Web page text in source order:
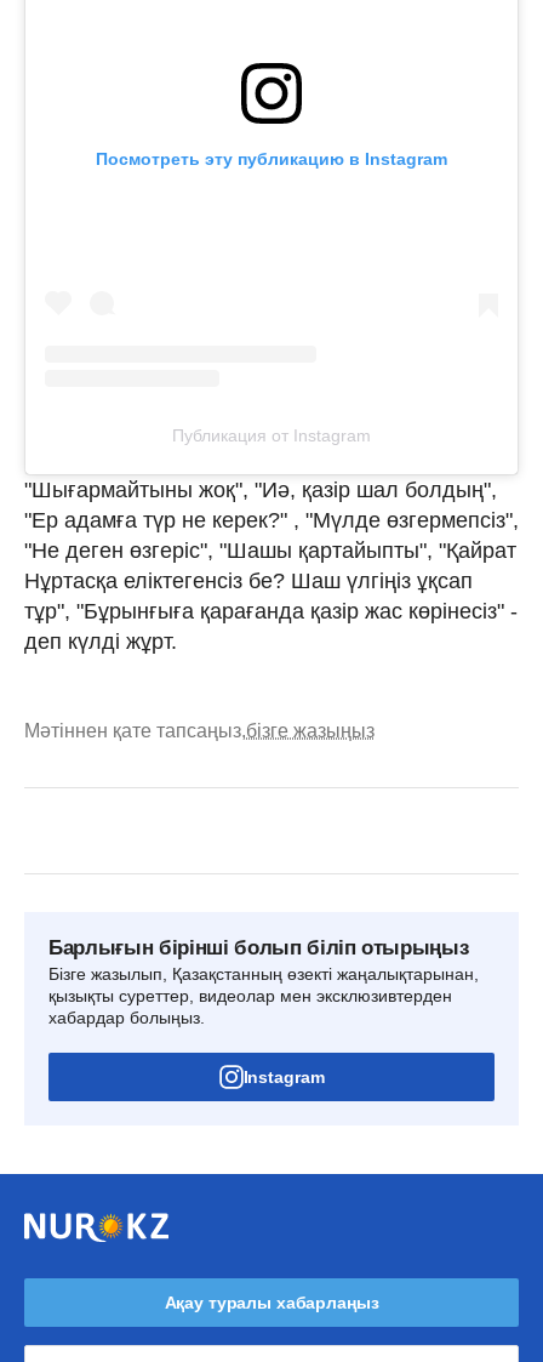
Посмотреть эту публикацию в Instagram
Публикация от Instagram
"Шығармайтыны жоқ", "Иә, қазір шал болдың",
"Ер адамға түр не керек?" , "Мүлде өзгермепсіз",
"Не деген өзгеріс", "Шашы қартайыпты", "Қайрат
Нұртасқа еліктегенсіз бе? Шаш үлгіңіз ұқсап
тұр", "Бұрынғыға қарағанда қазір жас көрінесіз" -
деп күлді жұрт.
Мәтіннен қате тапсаңыз,бізге жазыңыз
Барлығын бірінші болып біліп отырыңыз
Бізге жазылып, Қазақстанның өзекті жаңалықтарынан,
қызықты суреттер, видеолар мен эксклюзивтерден
хабардар болыңыз.
Instagram
Ақау туралы хабарлаңыз